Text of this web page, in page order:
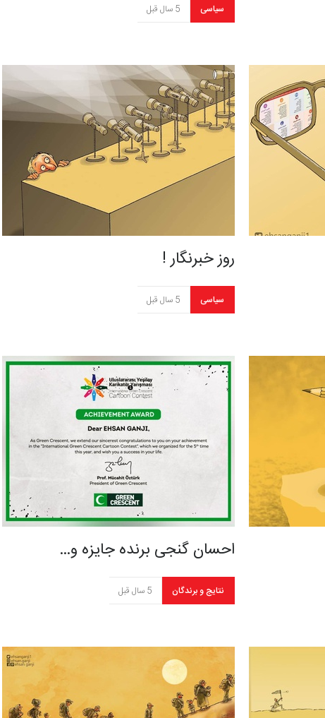
سیاسی 5 سال قبل
روز خبرنگار !
سیاسی 5 سال قبل
احسان گنجی برنده جایزه و…
نتایج و برندگان 5 سال قبل